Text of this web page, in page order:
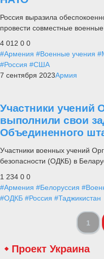
Россия выразила
провести совместные
4 012 0 0
#Армения #Военные учения
#Россия #США
7 сентября 2023Армия
Участники учений
выполнили свои
Объединенного
Участники военных учений
безопасности (ОДКБ) в
1 234 0 0
#Армения #Белоруссия
#ОДКБ #Россия #Таджикистан
1
Проект Украина